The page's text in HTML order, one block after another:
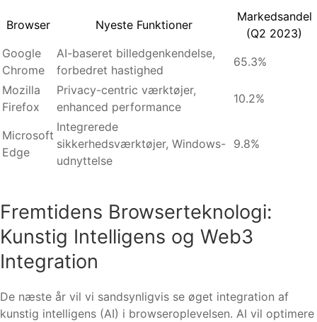
Browser Nyeste Funktioner
Markedsandel
(Q2 2023)
Google
Chrome
AI-baseret billedgenkendelse,
forbedret hastighed
65.3%
Mozilla
Firefox
Privacy-centric værktøjer,
enhanced performance
10.2%
Microsoft
Edge
Integrerede
sikkerhedsværktøjer, Windows-
udnyttelse
9.8%
Fremtidens Browserteknologi:
Kunstig Intelligens og Web3
Integration
De næste år vil vi sandsynligvis se øget integration af
kunstig intelligens (AI) i browseroplevelsen. AI vil optimere